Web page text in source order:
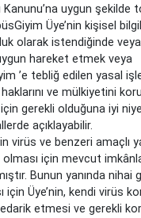
Kanunu’na uygun şekilde
Üye’nin kişisel
olarak istendiğinde
hareket etmek veya
’e tebliğ edilen yasal
ve mülkiyetini
gerekli olduğuna iyi
açıklayabilir.
virüs ve benzeri amaçlı
olması için mevcut
Bunun yanında nihai
için Üye’nin, kendi virüs
etmesi ve gerekli